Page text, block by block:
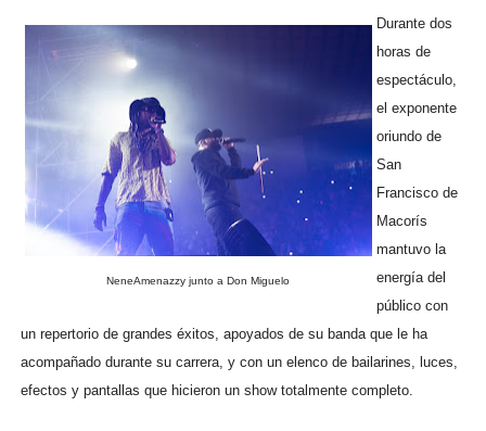
NeneAmenazzy junto a Don Miguelo
Durante dos
horas de
espectáculo,
el exponente
oriundo de
San
Francisco de
Macorís
mantuvo la
energía del
público con
un repertorio de grandes éxitos, apoyados de su banda que le ha
acompañado durante su carrera, y con un elenco de bailarines, luces,
efectos y pantallas que hicieron un show totalmente completo.